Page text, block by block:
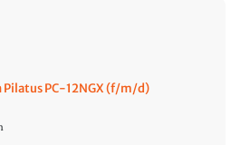
Pilatus PC-12NGX (f/m/d)